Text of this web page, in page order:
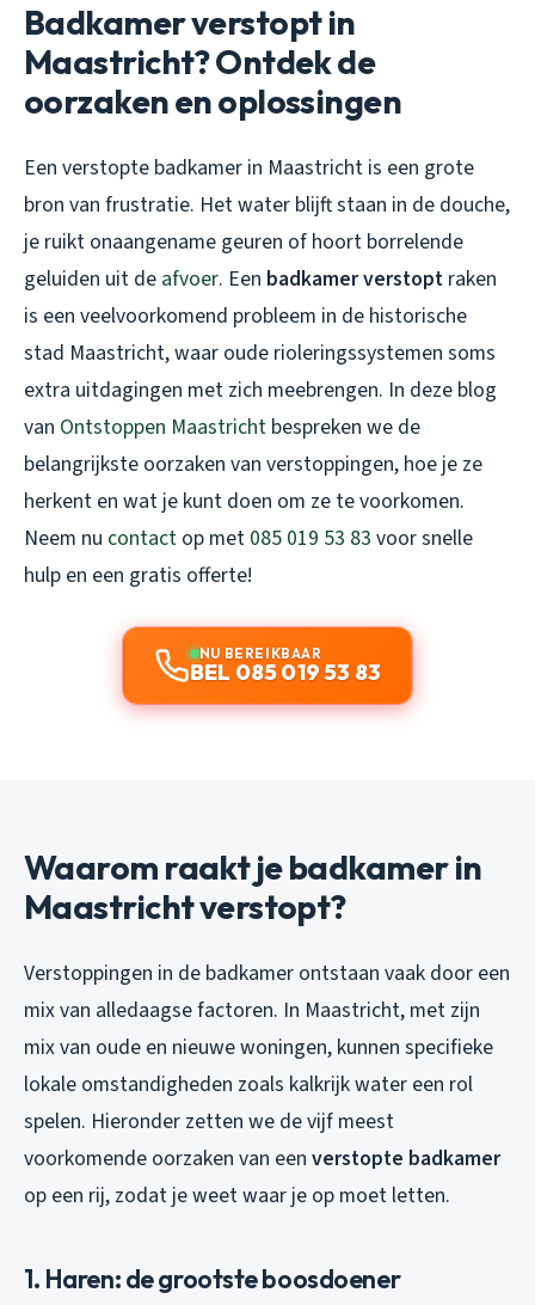
Badkamer verstopt in
Maastricht? Ontdek de
oorzaken en oplossingen
Een verstopte badkamer in Maastricht is een grote
bron van frustratie. Het water blijft staan in de douche,
je ruikt onaangename geuren of hoort borrelende
geluiden uit de afvoer. Een badkamer verstopt raken
is een veelvoorkomend probleem in de historische
stad Maastricht, waar oude rioleringssystemen soms
extra uitdagingen met zich meebrengen. In deze blog
van Ontstoppen Maastricht bespreken we de
belangrijkste oorzaken van verstoppingen, hoe je ze
herkent en wat je kunt doen om ze te voorkomen.
Neem nu contact op met 085 019 53 83 voor snelle
hulp en een gratis offerte!
NU BEREIKBAAR
BEL 085 019 53 83
Waarom raakt je badkamer in
Maastricht verstopt?
Verstoppingen in de badkamer ontstaan vaak door een
mix van alledaagse factoren. In Maastricht, met zijn
mix van oude en nieuwe woningen, kunnen specifieke
lokale omstandigheden zoals kalkrijk water een rol
spelen. Hieronder zetten we de vijf meest
voorkomende oorzaken van een verstopte badkamer
op een rij, zodat je weet waar je op moet letten.
1. Haren: de grootste boosdoener